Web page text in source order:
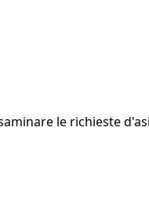
le richieste